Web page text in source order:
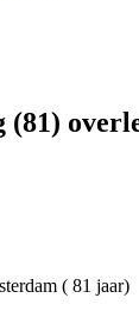
( 81 jaar)